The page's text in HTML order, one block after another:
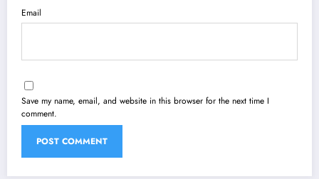
Email
Save my name, email, and website in this browser for the next time I
comment.